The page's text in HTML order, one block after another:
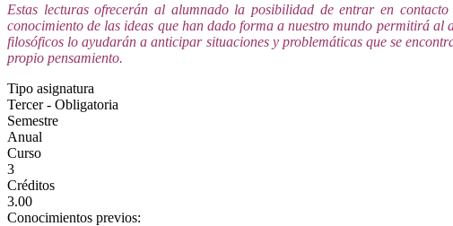
Estas lecturas ofrecerán al alumnado la posibilidad de entrar en
conocimiento de las ideas que han dado forma a nuestro mundo permitirá
filosóficos lo ayudarán a anticipar situaciones y problemáticas que se
propio pensamiento.
Tipo asignatura
Tercer - Obligatoria
Semestre
Anual
Curso
3
Créditos
3.00
Conocimientos previos: